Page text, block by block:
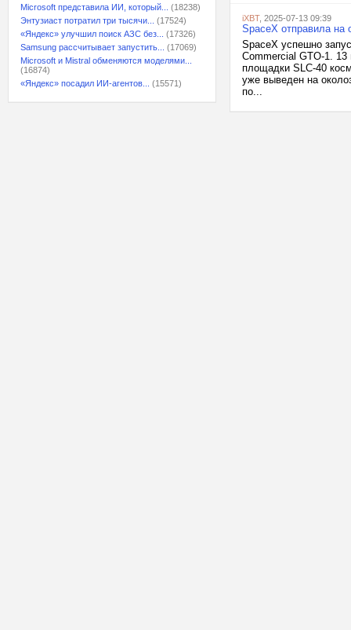
Microsoft представила ИИ, который...
(18238)
Энтузиаст потратил три тысячи...
(17524)
«Яндекс» улучшил поиск АЗС без...
(17326)
Samsung рассчитывает запустить...
(17069)
Microsoft и Mistral обменяются моделями...
(16874)
«Яндекс» посадил ИИ-агентов...
(15571)
iXBT, 2025-07-13 09:39
SpaceX отправила на
SpaceX успешно
Commercial GTO-1.
площадки SLC-40
уже выведен на
по...